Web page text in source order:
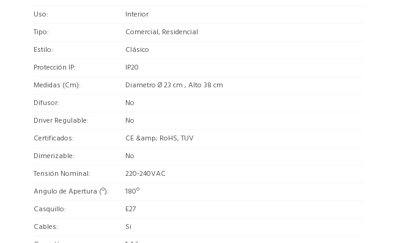
Uso
Interior
Tipo
Comercial, Residencial
Estilo
Clásico
Protección IP
IP20
Medidas (Cm)
Diametro Ø 23 cm , Alto 38 cm
Difusor
No
Driver Regulable
No
Certificados
CE &amp; RoHS, TUV
Dimerizable
No
Tensión Nominal
220-240VAC
Angulo de Apertura (º)
180º
Casquillo
E27
Cables
Si